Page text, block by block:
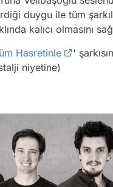
duygu ile tüm
kalıcı olmasını
Hasretinle
'
niyetine)